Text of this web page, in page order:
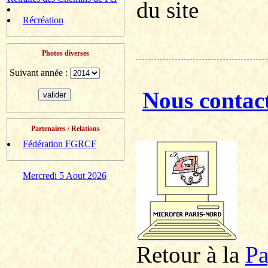
Récréation
Photos diverses
Suivant année :
Partenaires / Relations
Fédération FGRCF
Mercredi 5 Aout 2026
du site
Nous
Retour à la P